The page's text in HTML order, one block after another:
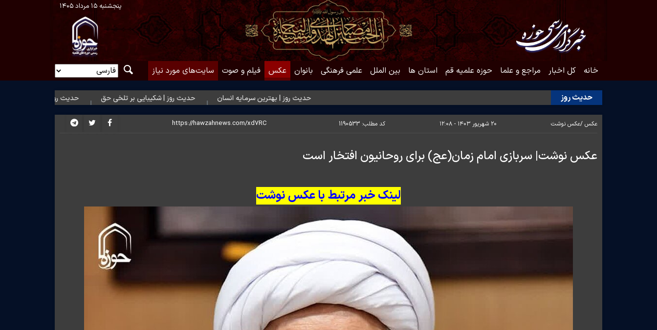
پنجشنبه ۱۵ مرداد ۱۴۰۵
خانه کل اخبار مراجع و علما حوزه علمیه قم استان ها بین الملل علمی فرهنگی بانوان عکس فیلم و صوت سایت‌های مورد نیاز
حدیث روز حدیث روز | بهترین سرمایه انسان حدیث روز | شکیبایی بر تلخی حق حدیث روز | استغفار حضرت زهرا(س)
عکس /عکس نوشت ۲۰ شهریور ۱۴۰۳ - ۱۲:۰۸ کد مطلب: 1190533
عکس نوشت| سربازی امام زمان(عج) برای روحانیون افتخار است
لینک خبر مرتبط با عکس نوشت